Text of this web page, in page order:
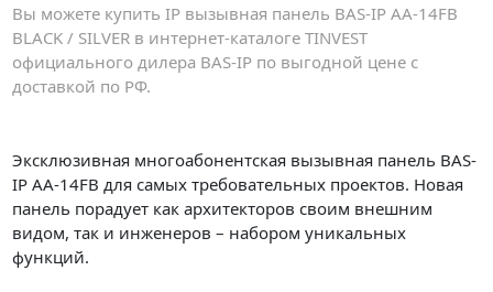
Вы можете купить IP вызывная панель BAS-IP AA-14FB
BLACK / SILVER в интернет-каталоге TINVEST
официального дилера BAS-IP по выгодной цене с
доставкой по РФ.
Эксклюзивная многоабонентская вызывная панель BAS-
IP AA-14FB для самых требовательных проектов. Новая
панель порадует как архитекторов своим внешним
видом, так и инженеров – набором уникальных
функций.